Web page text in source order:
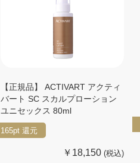
【正規品】 ACTIVART アクティ
バート SC スカルプローション
ユニセックス 80ml
165pt 還元
￥18,150(税込)